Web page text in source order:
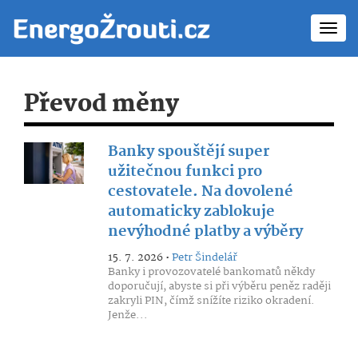
Převod měny
Banky spouštějí super
užitečnou funkci pro
cestovatele. Na dovolené
automaticky zablokuje
nevýhodné platby a výběry
15. 7. 2026 •Petr Šindelář
Banky i provozovatelé bankomatů někdy
doporučují, abyste si při výběru peněz raději
zakryli PIN, čímž snížíte riziko okradení.
Jenže...